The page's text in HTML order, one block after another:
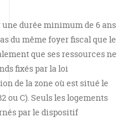
durée minimum de 6 ans
du même foyer fiscal que le
que ses ressources ne
fixés par la loi
de la zone où est situé le
ou C). Seuls les logements
par le dispositif